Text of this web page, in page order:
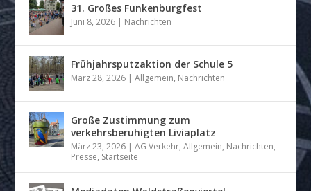
31. Großes Funkenburgfest
Juni 8, 2026 | Nachrichten
Frühjahrsputzaktion der Schule 5
März 28, 2026 |Allgemein, Nachrichten
Große Zustimmung zum
verkehrsberuhigten Liviaplatz
März 23, 2026 |AG Verkehr,Allgemein, Nachrichten,
Presse, Startseite